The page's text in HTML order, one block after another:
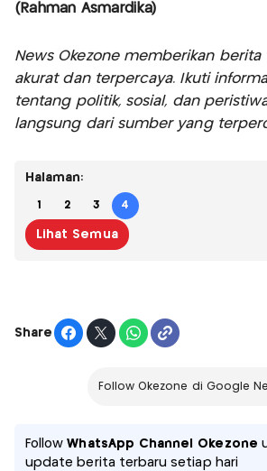
(Rahman Asmardika)
News Okezone memberikan
akurat dan terpercaya. Ikuti
tentang politik, sosial, dan
langsung dari sumber yang
Halaman:
1 2 3 4
Lihat Semua
Share
Follow Okezone di Google
FollowWhatsApp Channel Okezone
update berita terbaru setiap hari